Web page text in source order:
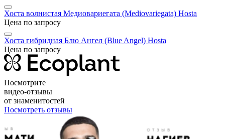
Хоста волнистая Медиовариегата (Mediovariegata) Hosta
Цена по запросу
Хоста гибридная Блю Ангел (Blue Angel) Hosta
Цена по запросу
Посмотрите
видео-отзывы
от знаменитостей
Посмотреть отзывы